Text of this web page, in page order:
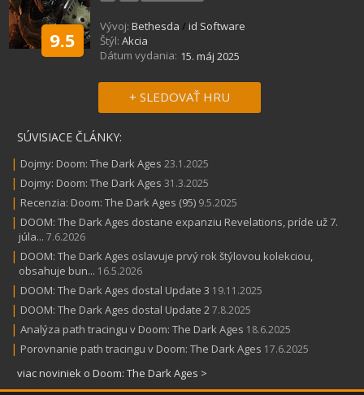
9.5
Vývoj: Bethesda / id Software
Štýl: Akcia
Dátum vydania: 15. máj 2025
+ SLEDOVAŤ HRU
SÚVISIACE ČLÁNKY:
| Dojmy: Doom: The Dark Ages 23.1.2025
| Dojmy: Doom: The Dark Ages 31.3.2025
| Recenzia: Doom: The Dark Ages (95) 9.5.2025
| DOOM: The Dark Ages dostane expanziu Revelations, príde už 7.
júla... 7.6.2026
| DOOM: The Dark Ages oslavuje prvý rok štýlovou kolekciou,
obsahuje bun... 16.5.2026
| DOOM: The Dark Ages dostal Update 3 19.11.2025
| DOOM: The Dark Ages dostal Update 27.8.2025
| Analýza path tracingu v Doom: The Dark Ages 18.6.2025
| Porovnanie path tracingu v Doom: The Dark Ages 17.6.2025
viac noviniek o Doom: The Dark Ages >